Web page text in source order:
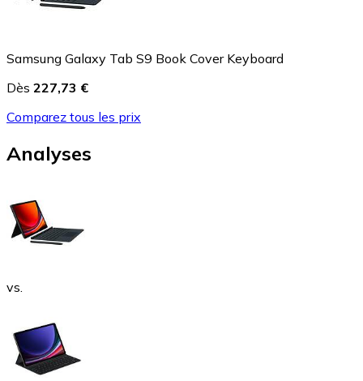
Samsung Galaxy Tab S9 Book Cover Keyboard
Dès 227,73 €
Comparez tous les prix
Analyses
vs.